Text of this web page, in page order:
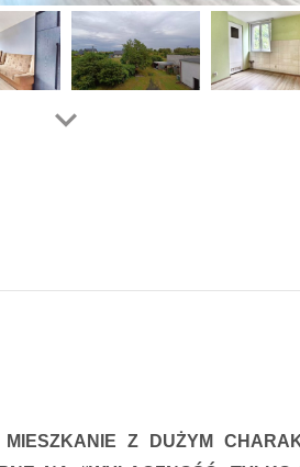
Z DUŻYM